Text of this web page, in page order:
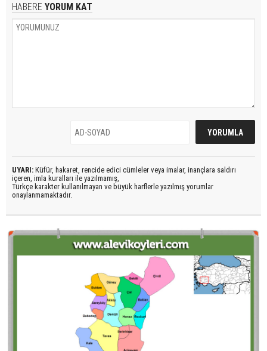
HABERE YORUM KAT
UYARI: Küfür, hakaret, rencide edici cümleler veya imalar, inançlara saldırı
içeren, imla kuralları ile yazılmamış,
Türkçe karakter kullanılmayan ve büyük harflerle yazılmış yorumlar
onaylanmamaktadır.